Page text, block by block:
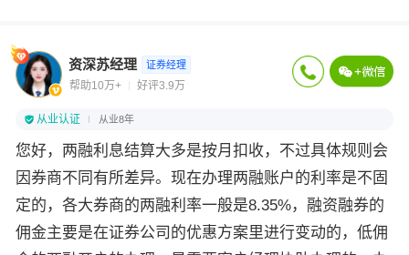
资深苏经理 证券经理
帮助10万+ 好评3.9万
从业认证 从业8年
您好，两融利息结算大多是按月扣收，不过具体规则会
因券商不同有所差异。现在办理两融账户的利率是不固
定的，各大券商的两融利率一般是8.35%，融资融券的
佣金主要是在证券公司的优惠方案里进行变动的，低佣